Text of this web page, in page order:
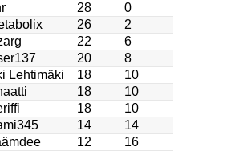
28
0
26
2
22
6
20
8
Lehtimäki 18
10
18
10
18
10
14
14
12
16